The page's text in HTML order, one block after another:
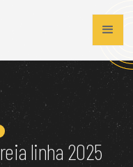
linha 2025